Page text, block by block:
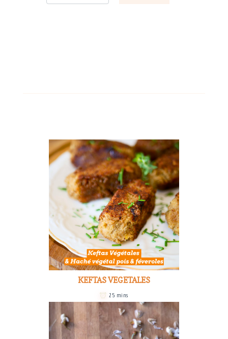
KEFTAS VEGETALES
25 mins